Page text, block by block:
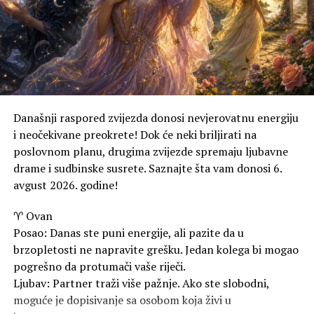
mreža polako prerasta u nešto ozbiljnije.
Zdravlje: Moguća je prolazna glavobolja usljed sparine i
umora.
RAK
preuzimati tuđe obaveze na svoja leđa samo da biste
ugodili drugima.
Ljubav: Emocije su naglašene. Iskren razgovor s
partnerom rješava staru nesuglasicu.
Zdravlje: Prijaće vam večernja šetnja pored vode ili
opuštanje uz omiljenu muziku.
LAV
Posao: Sezona je vašeg rođendana i to se osjeti! Zračite
samopouzdanjem, a poslovni partneri jedva čekaju da
Današnji raspored zvijezda donosi nevjerovatnu energiju
i neočekivane preokrete! Dok će neki briljirati na
poslovnom planu, drugima zvijezde spremaju ljubavne
drame i sudbinske susrete. Saznajte šta vam donosi 6.
avgust 2026. godine!
♈ Ovan
Posao: Danas ste puni energije, ali pazite da u
brzopletosti ne napravite grešku. Jedan kolega bi mogao
pogrešno da protumači vaše riječi.
Ljubav: Partner traži više pažnje. Ako ste slobodni,
moguće je dopisivanje sa osobom koja živi u